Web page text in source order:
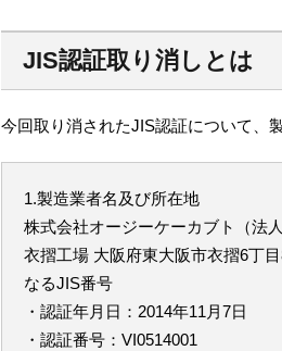
JIS認証取り消しとは
今回取り消されたJIS認証について、
1.製造業者名及び所在地
株式会社オージーケーカブト（法
衣摺工場 大阪府東大阪市衣摺6丁
なるJIS番号
・認証年月日：2014年11月7日
・認証番号：VI0514001